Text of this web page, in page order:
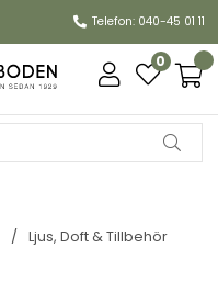
Telefon: 040-45 01 11
0
Ljus, Doft & Tillbehör